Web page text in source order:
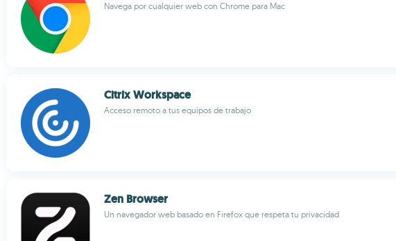
Navega por cualquier web con Chrome para Mac
Citrix Workspace
Acceso remoto a tus equipos de trabajo
Zen Browser
Un navegador web basado en Firefox que respeta tu privacidad